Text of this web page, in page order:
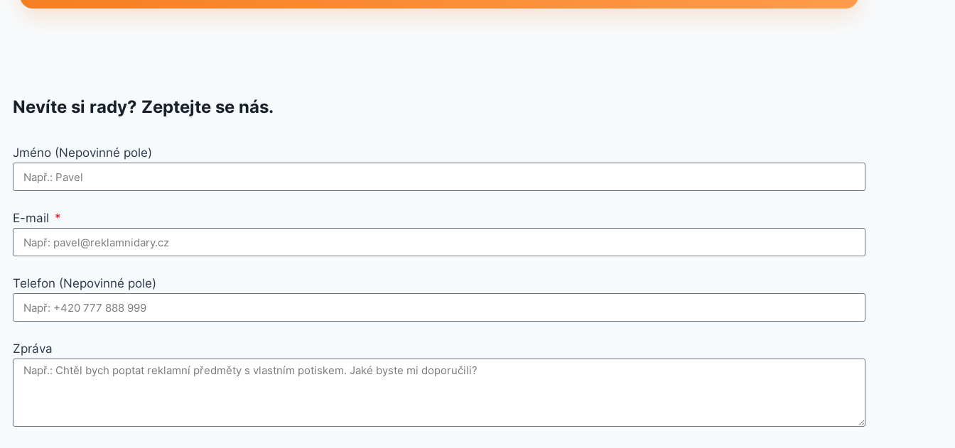
Nevíte si rady? Zeptejte se nás.
Jméno (Nepovinné pole)
E-mail
Telefon (Nepovinné pole)
Zpráva